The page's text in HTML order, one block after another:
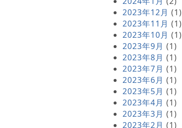
2023年12月 (1)
2023年11月 (1)
2023年10月 (1)
2023年9月 (1)
2023年8月 (1)
2023年7月 (1)
2023年6月 (1)
2023年5月 (1)
2023年4月 (1)
2023年3月 (1)
2023年2月 (1)